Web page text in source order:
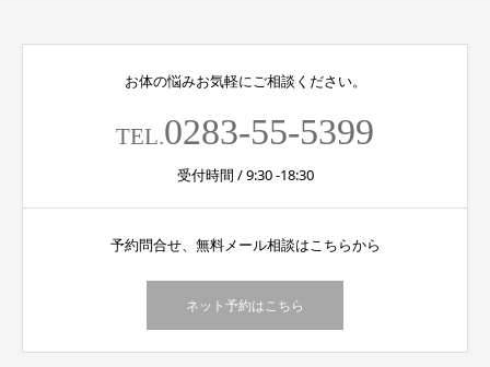
お体の悩みお気軽にご相談ください。
TEL.0283-55-5399
受付時間 / 9:30 -18:30
予約問合せ、無料メール相談はこちらから
ネット予約はこちら